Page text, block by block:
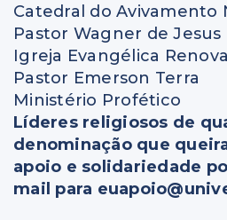
Catedral do Avivamento
Pastor Wagner de Jesus
Igreja Evangélica
Pastor Emerson Terra
Ministério Profético
Líderes religiosos de
denominação que
apoio e solidariedade
mail para